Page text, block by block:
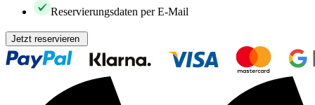
Reservierungsdaten per E-Mail
Jetzt reservieren